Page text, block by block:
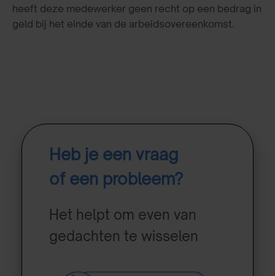
heeft deze medewerker geen recht op een bedrag in
geld bij het einde van de arbeidsovereenkomst.
Heb je een vraag
of een probleem?
Het helpt om even van
gedachten te wisselen